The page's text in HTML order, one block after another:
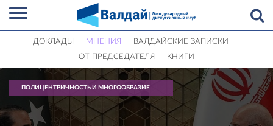
ДОКЛАДЫ МНЕНИЯ
ВАЛДАЙСКИЕ ЗАПИСКИ
ОТ ПРЕДСЕДАТЕЛЯ
КНИГИ
ПОЛИЦЕНТРИЧНОСТЬ И МНОГООБРАЗИЕ